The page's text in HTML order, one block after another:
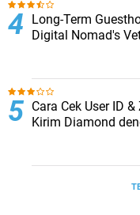
Long-Term
Digital Nomad's
Cara Cek User ID
Kirim Diamond